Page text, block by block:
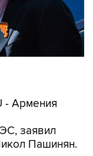
- Армения
заявил
Пашинян.